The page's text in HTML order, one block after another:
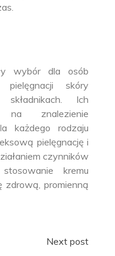
wybór dla osób
pielęgnacji skóry
Ich
na znalezienie
każdego rodzaju
pielęgnację i
czynników
kremu
zdrową, promienną
Next post